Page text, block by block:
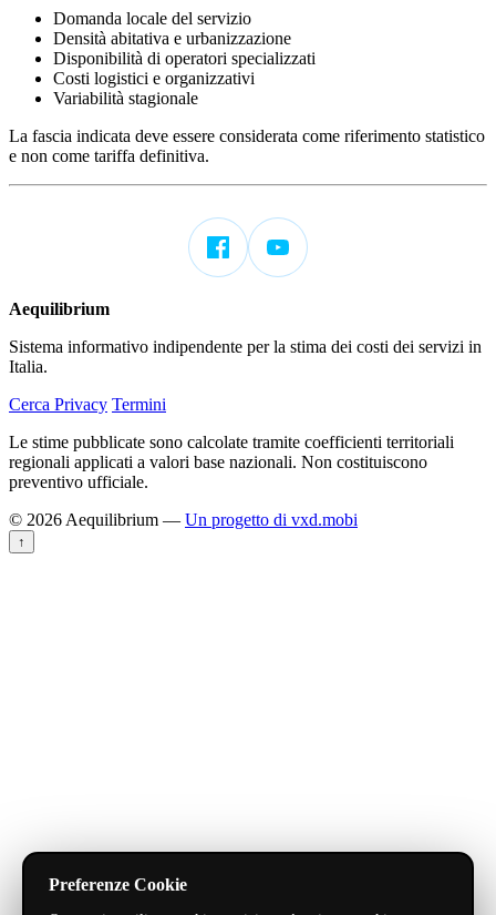
Domanda locale del servizio
Densità abitativa e urbanizzazione
Disponibilità di operatori specializzati
Costi logistici e organizzativi
Variabilità stagionale
La fascia indicata deve essere considerata come riferimento statistico
e non come tariffa definitiva.
Aequilibrium
Sistema informativo indipendente per la stima dei costi dei servizi in
Italia.
Cerca Privacy Termini
Le stime pubblicate sono calcolate tramite coefficienti territoriali
regionali applicati a valori base nazionali. Non costituiscono
preventivo ufficiale.
© 2026 Aequilibrium — Un progetto di vxd.mobi
↑
Preferenze Cookie